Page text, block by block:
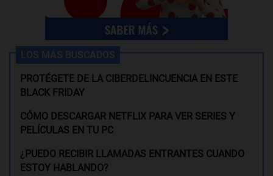
LOS MÁS BUSCADOS
PROTÉGETE DE LA CIBERDELINCUENCIA EN ESTE
BLACK FRIDAY
CÓMO DESCARGAR NETFLIX PARA VER SERIES Y
PELÍCULAS EN TU PC
¿PUEDO RECIBIR LLAMADAS ENTRANTES CUANDO
ESTOY HABLANDO?